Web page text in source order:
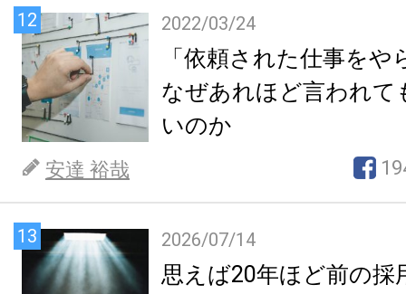
12 2022/03/24
「依頼された仕事を
なぜあれほど言われて
いのか
安達 裕哉
13 2026/07/14
思えば20年ほど前の採